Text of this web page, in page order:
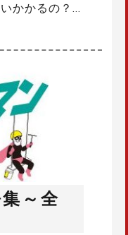
かかるの？…
～全